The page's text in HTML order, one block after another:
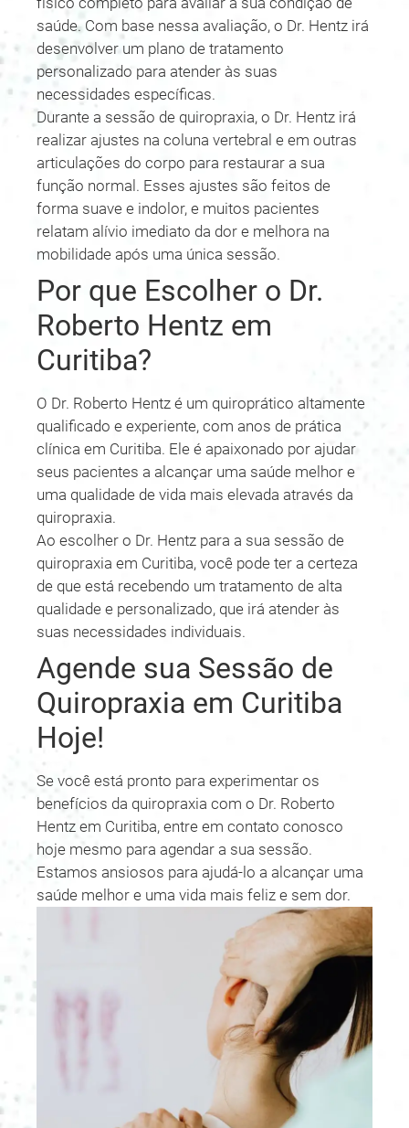
saúde. Com base nessa avaliação, o Dr. Hentz irá
desenvolver um plano de tratamento
personalizado para atender às suas
necessidades específicas.
Durante a sessão de quiropraxia, o Dr. Hentz irá
realizar ajustes na coluna vertebral e em outras
articulações do corpo para restaurar a sua
função normal. Esses ajustes são feitos de
forma suave e indolor, e muitos pacientes
relatam alívio imediato da dor e melhora na
mobilidade após uma única sessão.
Por que Escolher o Dr.
Roberto Hentz em
Curitiba?
O Dr. Roberto Hentz é um quiroprático altamente
qualificado e experiente, com anos de prática
clínica em Curitiba. Ele é apaixonado por ajudar
seus pacientes a alcançar uma saúde melhor e
uma qualidade de vida mais elevada através da
quiropraxia.
Ao escolher o Dr. Hentz para a sua sessão de
quiropraxia em Curitiba, você pode ter a certeza
de que está recebendo um tratamento de alta
qualidade e personalizado, que irá atender às
suas necessidades individuais.
Agende sua Sessão de
Quiropraxia em Curitiba
Hoje!
Se você está pronto para experimentar os
benefícios da quiropraxia com o Dr. Roberto
Hentz em Curitiba, entre em contato conosco
hoje mesmo para agendar a sua sessão.
Estamos ansiosos para ajudá-lo a alcançar uma
saúde melhor e uma vida mais feliz e sem dor.